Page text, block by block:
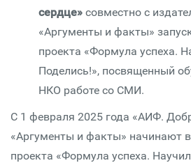
сердце» совместно с
«Аргументы и факты»
проекта «Формула успеха.
Поделись!», посвященный
НКО работе со СМИ.
С 1 февраля 2025 года «АИФ.
«Аргументы и факты» начинают
проекта «Формула успеха.